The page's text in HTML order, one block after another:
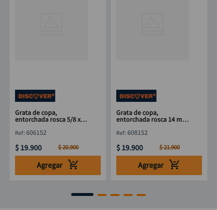
Grata de copa,
entorchada rosca 5/8 x
:606152
$ 19.900 $20.900
Agregar
Grata de copa,
entorchada rosca 14 mm
:608152
$ 19.900 $21.900
Agregar